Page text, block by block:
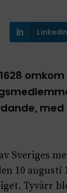
LinkedIn
Sveriges
10
Tyvärr